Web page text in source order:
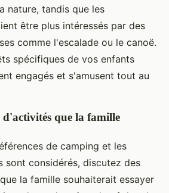
nature, tandis que les
être plus intéressés par des
comme l'escalade ou le canoë.
spécifiques de vos enfants
engagés et s'amusent tout au
d'activités que la famille
de camping et les
sont considérés, discutez des
la famille souhaiterait essayer